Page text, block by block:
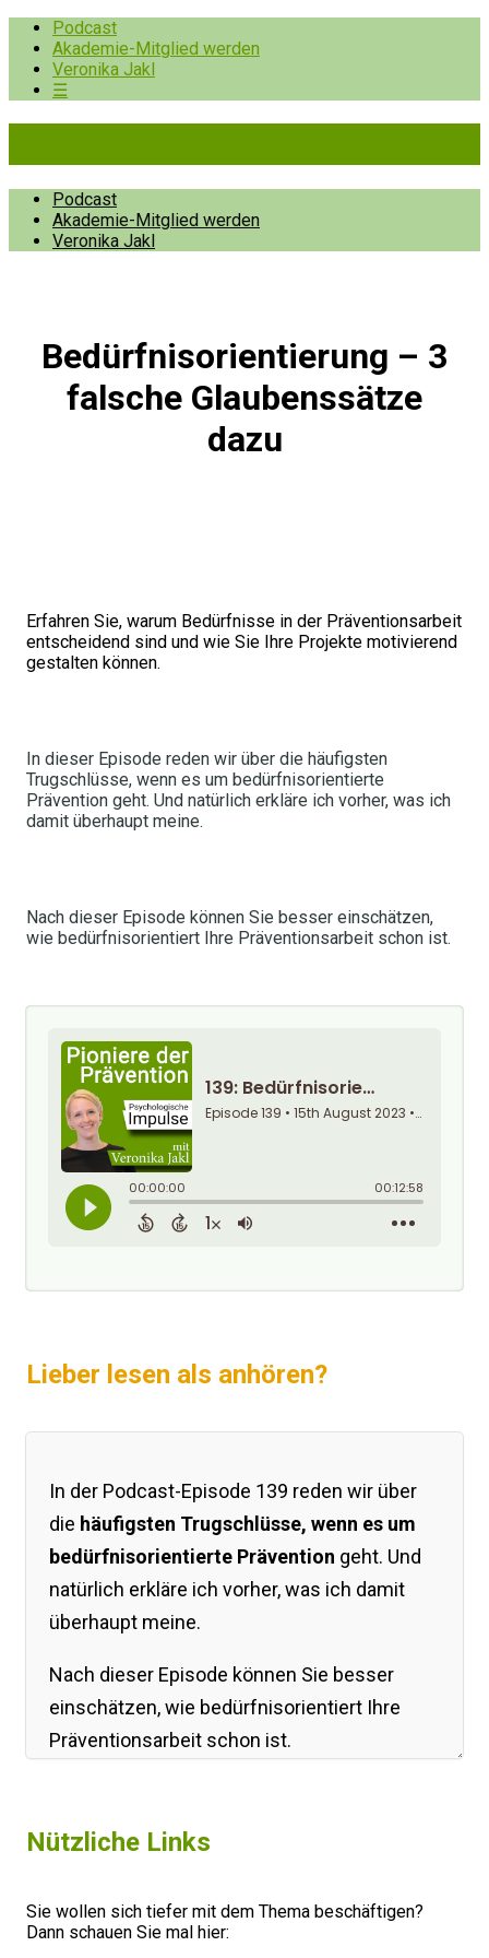
Podcast
Akademie-Mitglied werden
Veronika Jakl
☰
Podcast
Akademie-Mitglied werden
Veronika Jakl
Bedürfnisorientierung – 3
falsche Glaubenssätze
dazu
Erfahren Sie, warum Bedürfnisse in der Präventionsarbeit
entscheidend sind und wie Sie Ihre Projekte motivierend
gestalten können.
In dieser Episode reden wir über die häufigsten
Trugschlüsse, wenn es um bedürfnisorientierte
Prävention geht. Und natürlich erkläre ich vorher, was ich
damit überhaupt meine.
Nach dieser Episode können Sie besser einschätzen,
wie bedürfnisorientiert Ihre Präventionsarbeit schon ist.
Lieber lesen als anhören?
In der Podcast-Episode 139 reden wir über
die häufigsten Trugschlüsse, wenn es um
bedürfnisorientierte Prävention geht. Und
natürlich erkläre ich vorher, was ich damit
überhaupt meine.
Nach dieser Episode können Sie besser
einschätzen, wie bedürfnisorientiert Ihre
Präventionsarbeit schon ist.
Immer wieder klagen mir Kolleginnen und
Arbeitssicherheit hat mir erzählt, dass er
Nützliche Links
Sie wollen sich tiefer mit dem Thema beschäftigen?
Dann schauen Sie mal hier: